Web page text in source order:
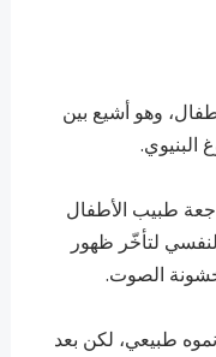
وهو أشيع بين
البنيوي.
طبيب الأطفال
لتأخّر ظهور
خشونة الصوت.
طبيعي، لكن بعد